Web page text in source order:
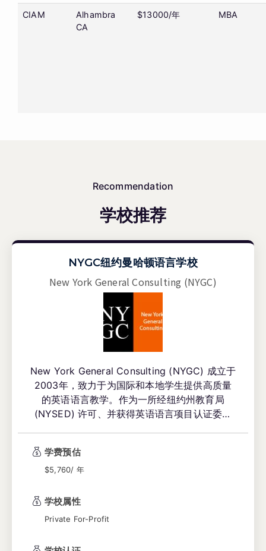
CIAM
Alhambra
CA
$13000/年 MBA
Recommendation
学校推荐
NYGC纽约曼哈顿语言学校
New York General Consulting (NYGC)
New York General Consulting (NYGC) 成立于
2003年，致力于为国际和本地学生提供高质量
的英语语言教学。作为一所经纽约州教育局
(NYSED) 许可、并获得英语语言项目认证委员
个人、学术和职业方面的英语学习需求。学校位
于曼哈顿中城的核心地带，交通便利，为学生提
学费预估
$5,760/ 年
学校属性
Private For-Profit